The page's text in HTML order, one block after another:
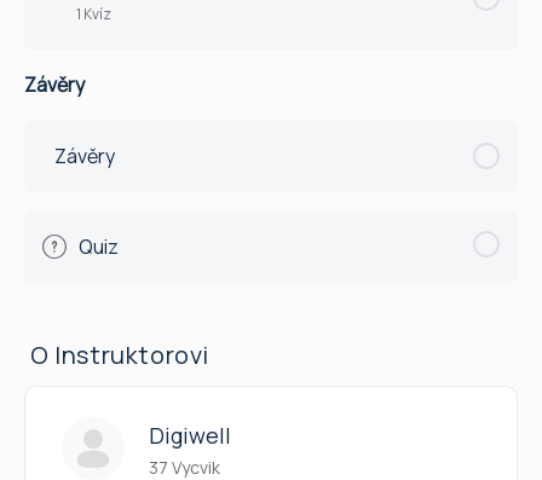
1 Kvíz
Lekce Obsah
Quiz
Závěry
Závěry
Quiz
O Instruktorovi
Digiwell
37 Vycvik